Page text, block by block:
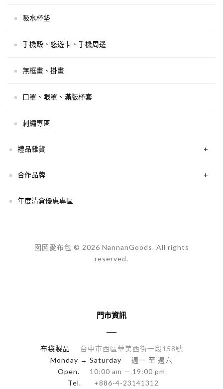
吸水杯墊
手機殼、悠遊卡、手機周邊
無框畫、掛畫
口罩、眼罩、滿版杯套
刺繡專區
禮品雜貨 +
合作品牌 +
年度清倉優惠專區
囡囡愛布包 © 2026 NannanGoods. All rights
reserved.
門市資訊
布袋製品
台中市西區華美西街一段158號
Monday → Saturday
週一 至 週六
Open.
10:00 am — 19:00 pm
Tel.
+886-4-23141312